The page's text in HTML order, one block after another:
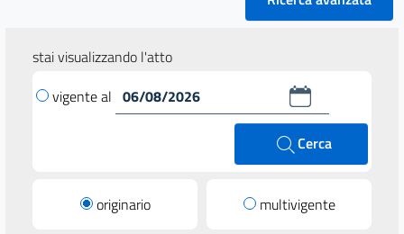
stai visualizzando l'atto
vigente al
Cerca
originario multivigente